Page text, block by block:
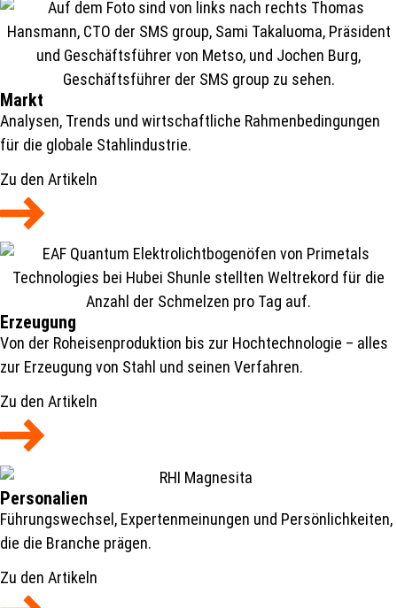
Markt
Analysen, Trends und wirtschaftliche Rahmenbedingungen
für die globale Stahlindustrie.
Zu den Artikeln
Erzeugung
Von der Roheisenproduktion bis zur Hochtechnologie – alles
zur Erzeugung von Stahl und seinen Verfahren.
Zu den Artikeln
Personalien
Führungswechsel, Expertenmeinungen und Persönlichkeiten,
die die Branche prägen.
Zu den Artikeln